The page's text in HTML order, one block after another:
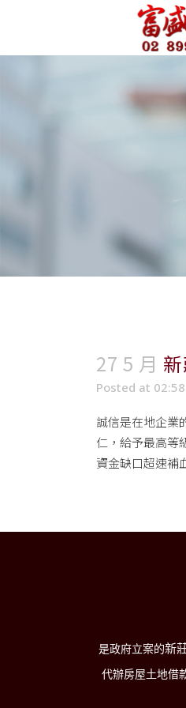
27 5 月
Posted at
誠信是在地企業
仁，給予最高等
資金缺口超速補
是政府立案的新
代辦房屋土地借